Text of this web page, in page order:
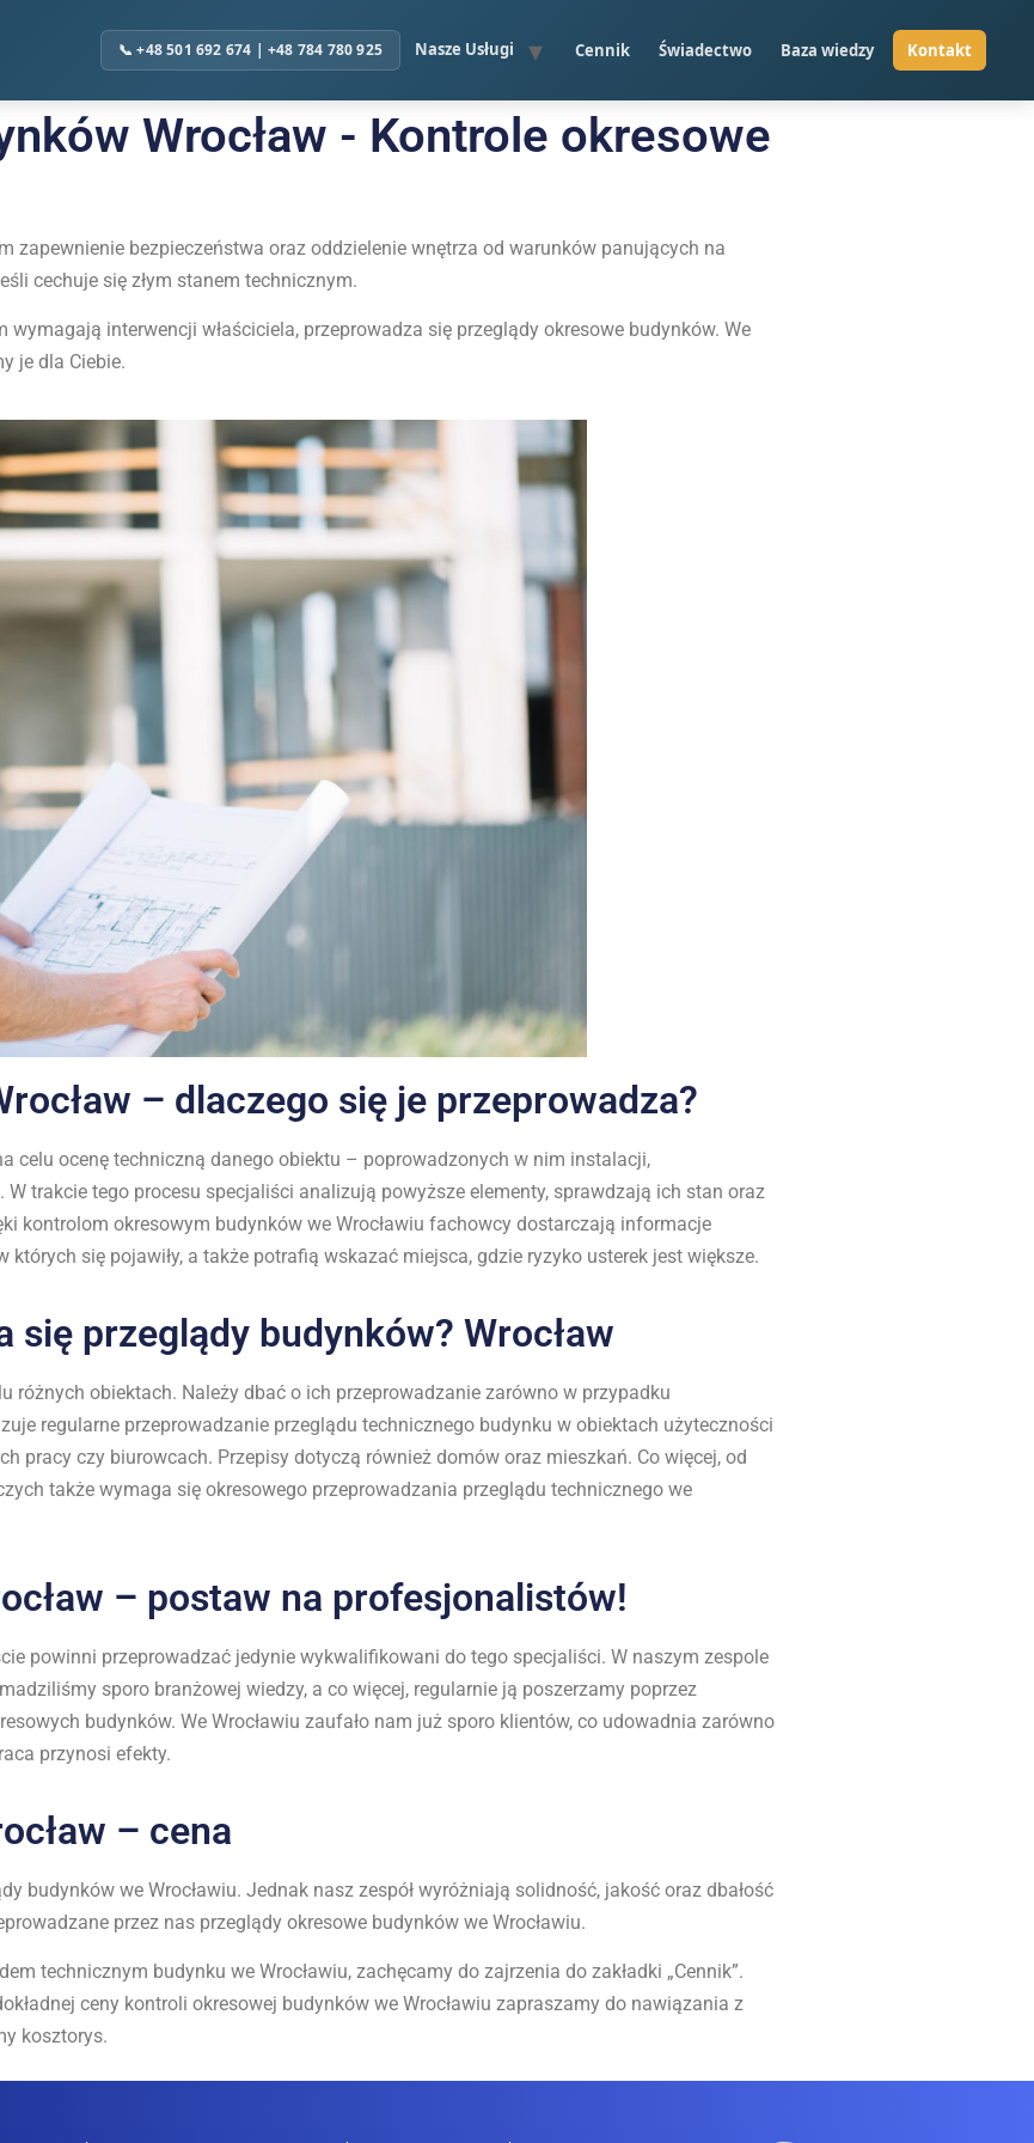
Nasze Usługi Cennik Świadectwo Baza wiedzy
Wrocław - Kontrole okresowe
zapewnienie bezpieczeństwa oraz oddzielenie wnętrza od warunków panujących na
cechuje się złym stanem technicznym.
interwencji właściciela, przeprowadza się przeglądy okresowe budynków. We
je dla Ciebie.
– dlaczego się je przeprowadza?
celu ocenę techniczną danego obiektu – poprowadzonych w nim instalacji,
trakcie tego procesu specjaliści analizują powyższe elementy, sprawdzają ich stan oraz
kontrolom okresowym budynków we Wrocławiu fachowcy dostarczają informacje
się pojawiły, a także potrafią wskazać miejsca, gdzie ryzyko usterek jest większe.
przeglądy budynków? Wrocław
różnych obiektach. Należy dbać o ich przeprowadzanie zarówno w przypadku
regularne przeprowadzanie przeglądu technicznego budynku w obiektach użyteczności
pracy czy biurowcach. Przepisy dotyczą również domów oraz mieszkań. Co więcej, od
także wymaga się okresowego przeprowadzania przeglądu technicznego we
– postaw na profesjonalistów!
powinni przeprowadzać jedynie wykwalifikowani do tego specjaliści. W naszym zespole
sporo branżowej wiedzy, a co więcej, regularnie ją poszerzamy poprzez
budynków. We Wrocławiu zaufało nam już sporo klientów, co udowadnia zarówno
przynosi efekty.
– cena
budynków we Wrocławiu. Jednak nasz zespół wyróżniają solidność, jakość oraz dbałość
przez nas przeglądy okresowe budynków we Wrocławiu.
technicznym budynku we Wrocławiu, zachęcamy do zajrzenia do zakładki „Cennik”.
ceny kontroli okresowej budynków we Wrocławiu zapraszamy do nawiązania z
kosztorys.